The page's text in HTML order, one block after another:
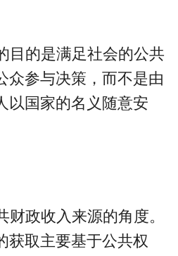
目的是满足社会的公共
众参与决策，而不是由
以国家的名义随意安
财政收入来源的角度。
获取主要基于公共权